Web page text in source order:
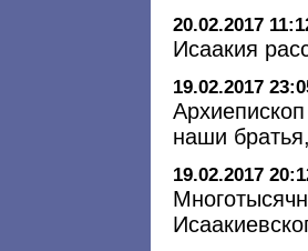
20.02.2017
Исаакия
19.02.2017
наши
19.02.2017